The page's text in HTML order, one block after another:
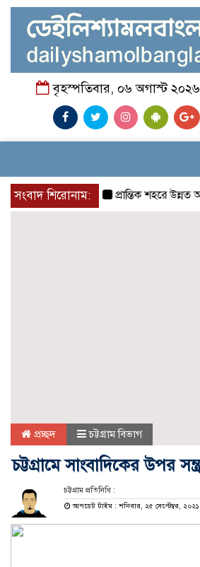
বৃহস্পতিবার, ০৬ অগাস্ট
সংবাদ শিরোনাম:
প্রান্তিক শহরে উন্নত
প্রচ্ছদ চট্টগ্রাম বিভাগ
চট্টগ্রামে সাংবাদিকের উপর
চট্টগ্রাম প্রতিনিধি :
আপডেট টাইম : শনিবার, ২৫ সেপ্টেম্বর, ২০২১